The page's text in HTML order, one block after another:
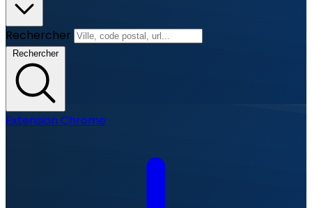
Rechercher
Rechercher
Extension Chrome